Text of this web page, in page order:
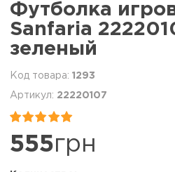
Футболка
Sanfaria
зеленый
1293
22220107


555грн